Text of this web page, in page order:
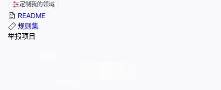
定制我的领域
README
规则集
举报项目